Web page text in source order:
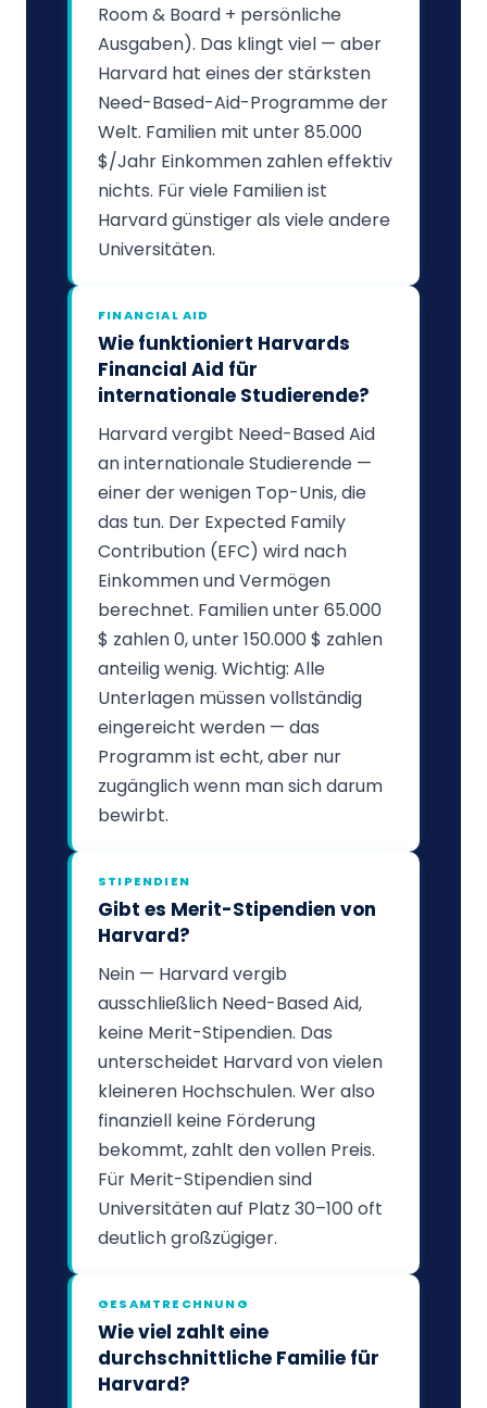
Room & Board + persönliche
Ausgaben). Das klingt viel — aber
Harvard hat eines der stärksten
Need-Based-Aid-Programme der
Welt. Familien mit unter 85.000
$/Jahr Einkommen zahlen effektiv
nichts. Für viele Familien ist
Harvard günstiger als viele andere
Universitäten.
FINANCIAL AID
Wie funktioniert Harvards
Financial Aid für
internationale Studierende?
Harvard vergibt Need-Based Aid
an internationale Studierende —
einer der wenigen Top-Unis, die
das tun. Der Expected Family
Contribution (EFC) wird nach
Einkommen und Vermögen
berechnet. Familien unter 65.000
$ zahlen 0, unter 150.000 $ zahlen
anteilig wenig. Wichtig: Alle
Unterlagen müssen vollständig
eingereicht werden — das
Programm ist echt, aber nur
zugänglich wenn man sich darum
bewirbt.
STIPENDIEN
Gibt es Merit-Stipendien von
Harvard?
Nein — Harvard vergib
ausschließlich Need-Based Aid,
keine Merit-Stipendien. Das
unterscheidet Harvard von vielen
kleineren Hochschulen. Wer also
finanziell keine Förderung
bekommt, zahlt den vollen Preis.
Für Merit-Stipendien sind
Universitäten auf Platz 30–100 oft
deutlich großzügiger.
GESAMTRECHNUNG
Wie viel zahlt eine
durchschnittliche Familie für
Harvard?